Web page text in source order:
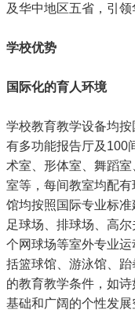
及华中地区五省，引领
学校优势
国际化的育人环境
学校教育教学设备均
有多功能报告厅及100
术室、形体室、舞蹈
室等，每间教室均配
馆均按照国际专业标准
足球场、排球场、高
个网球场等室外专业
括篮球馆、游泳馆、
的教育教学条件，如
基础和广阔的个性发展